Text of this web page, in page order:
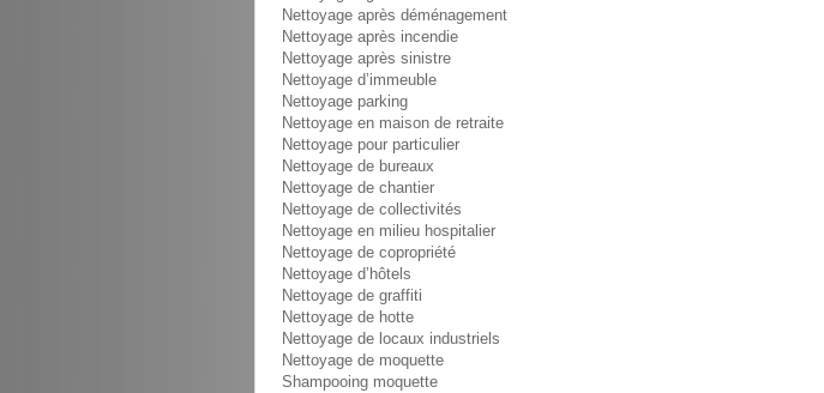
Nettoyage après déménagement
Nettoyage après incendie
Nettoyage après sinistre
Nettoyage d’immeuble
Nettoyage parking
Nettoyage en maison de retraite
Nettoyage pour particulier
Nettoyage de bureaux
Nettoyage de chantier
Nettoyage de collectivités
Nettoyage en milieu hospitalier
Nettoyage de copropriété
Nettoyage d’hôtels
Nettoyage de graffiti
Nettoyage de hotte
Nettoyage de locaux industriels
Nettoyage de moquette
Shampooing moquette